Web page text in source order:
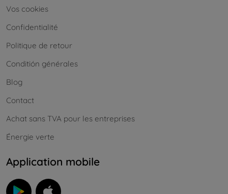
Vos cookies
Confidentialité
Politique de retour
Conditión générales
Blog
Contact
Achat sans TVA pour les entreprises
Énergie verte
Application mobile